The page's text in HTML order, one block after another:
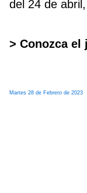
del 24 de
> Conozca el
Martes 28 de Febrero de 2023